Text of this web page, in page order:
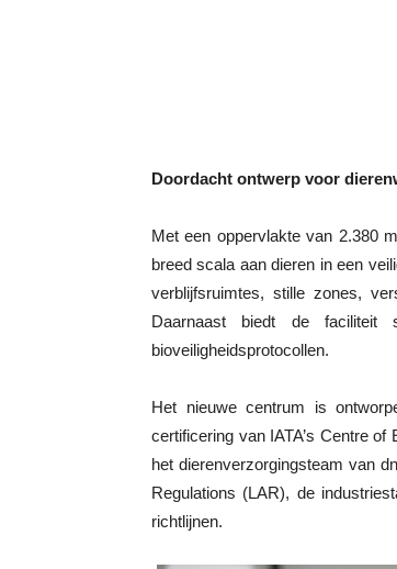
Doordacht ontwerp voor
Met een oppervlakte van 2.380
breed scala aan dieren in een
verblijfsruimtes, stille zones,
Daarnaast biedt de faciliteit
bioveiligheidsprotocollen.
Het nieuwe centrum is
certificering van IATA’s Centre
het dierenverzorgingsteam van
Regulations (LAR), de
richtlijnen.